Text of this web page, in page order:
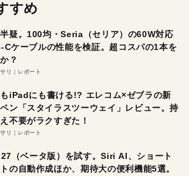
すめ
疑。100均・Seria（セリア）の60W対応
Cケーブルの性能を検証。超コスパの1本を
？
リ レポート
iPadにも書ける!? エレコム×ゼブラの新
ン「スタイラスツーウェイ」レビュー。持
不要がラクすぎた！
リ レポート
（ベータ版）を試す。Siri AI、ショート
の自動作成ほか、期待大の便利機能5選。